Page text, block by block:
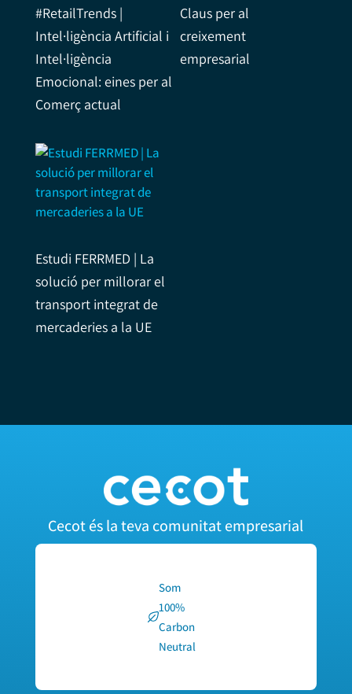
#RetailTrends |
Intel·ligència Artificial i
Intel·ligència
Emocional: eines per al
Comerç actual
Claus per al
creixement
empresarial
Estudi FERRMED | La
solució per millorar el
transport integrat de
mercaderies a la UE
Cecot és la teva comunitat empresarial
Som
100%
Carbon
Neutral